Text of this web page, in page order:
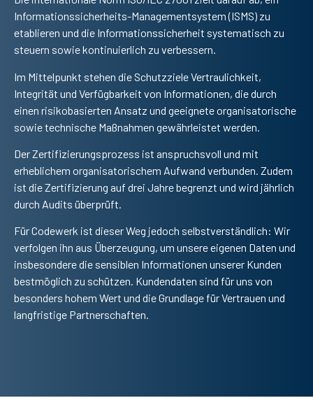
Informationssicherheits-Managementsystem (ISMS) zu
etablieren und die Informationssicherheit systematisch zu
steuern sowie kontinuierlich zu verbessern.
Im Mittelpunkt stehen die Schutzziele Vertraulichkeit,
Integrität und Verfügbarkeit von Informationen, die durch
einen risikobasierten Ansatz und geeignete organisatorische
sowie technische Maßnahmen gewährleistet werden.
Der Zertifizierungsprozess ist anspruchsvoll und mit
erheblichem organisatorischem Aufwand verbunden. Zudem
ist die Zertifizierung auf drei Jahre begrenzt und wird jährlich
durch Audits überprüft.
Für Codewerk ist dieser Weg jedoch selbstverständlich: Wir
verfolgen ihn aus Überzeugung, um unsere eigenen Daten und
insbesondere die sensiblen Informationen unserer Kunden
bestmöglich zu schützen. Kundendaten sind für uns von
besonders hohem Wert und die Grundlage für Vertrauen und
langfristige Partnerschaften.